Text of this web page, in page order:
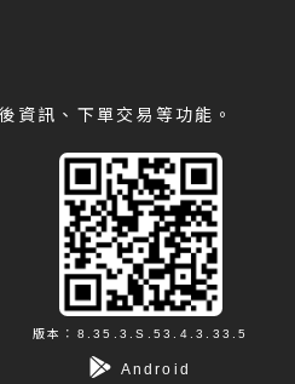
資訊、下單交易等功能。
版本：8.35.3.S.53.4.3.33.5
Android